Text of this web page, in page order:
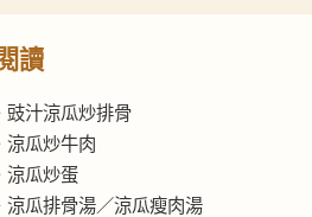
讀
豉汁涼瓜炒排骨
涼瓜炒牛肉
涼瓜炒蛋
涼瓜排骨湯／涼瓜瘦肉湯